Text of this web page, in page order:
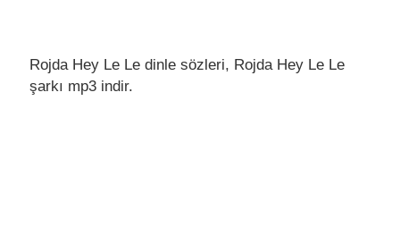
Rojda Hey Le Le dinle sözleri, Rojda Hey Le Le
şarkı mp3 indir.